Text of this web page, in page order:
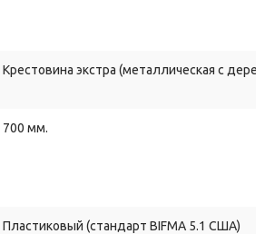
Крестовина экстра (металлическая с
700 мм.
Пластиковый (стандарт BIFMA 5.1 США)